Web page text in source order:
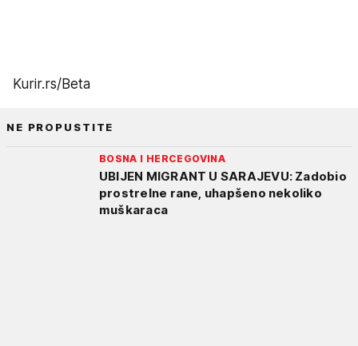
Kurir.rs/Beta
NE PROPUSTITE
BOSNA I HERCEGOVINA
UBIJEN MIGRANT U SARAJEVU: Zadobio
prostrelne rane, uhapšeno nekoliko
muškaraca